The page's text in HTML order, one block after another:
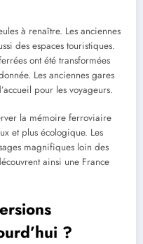
à renaître. Les anciennes
des espaces touristiques.
ont été transformées
Les anciennes gares
pour les voyageurs.
la mémoire ferroviaire
et plus écologique. Les
magnifiques loin des
ainsi une France
?